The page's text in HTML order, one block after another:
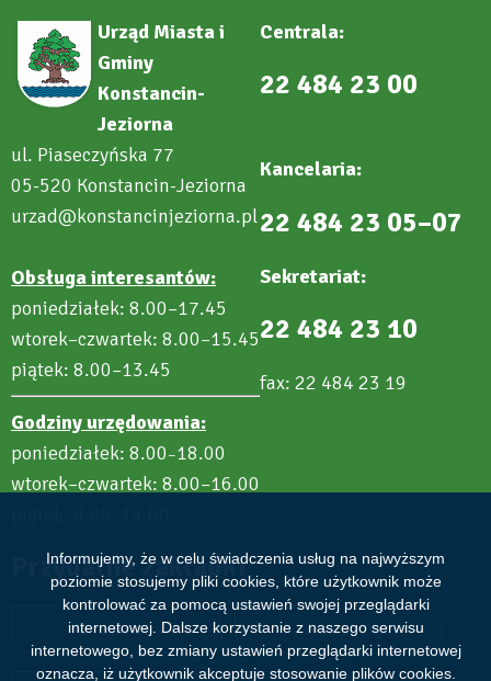
Informujemy, że w celu świadczenia usług na najwyższym
poziomie stosujemy pliki cookies, które użytkownik może
kontrolować za pomocą ustawień swojej przeglądarki
internetowej. Dalsze korzystanie z naszego serwisu
internetowego, bez zmiany ustawień przeglądarki internetowej
oznacza, iż użytkownik akceptuje stosowanie plików cookies.
Urząd Miasta i
Gminy
Konstancin-
Jeziorna
ul. Piaseczyńska 77
05-520 Konstancin-Jeziorna
urzad@konstancinjeziorna.pl
Obsługa interesantów:
poniedziałek: 8.00–17.45
wtorek–czwartek: 8.00–15.45
piątek: 8.00–13.45
Godziny urzędowania:
poniedziałek: 8.00–18.00
wtorek–czwartek: 8.00–16.00
Centrala:
22 484 23 00
Kancelaria:
22 484 23 05–07
Sekretariat:
22 484 23 10
fax: 22 484 23 19
Przydatne zakładki
Aktualności Wydarzenia